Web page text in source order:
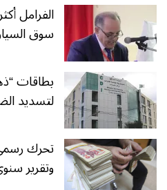
الفرامل
سوق
بطاقات
لتسديد
تحرك
وتقرير